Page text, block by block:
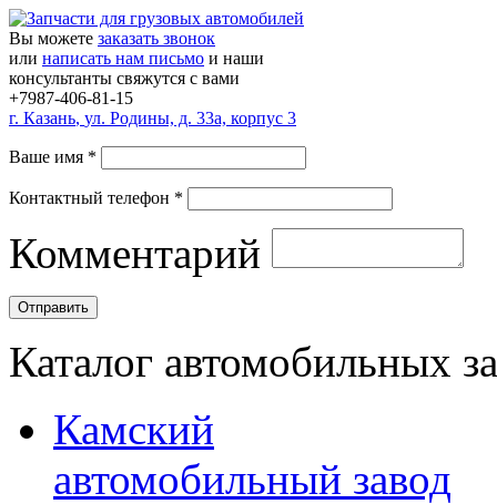
Вы можете заказать звонок
или написать нам письмо и наши
консультанты свяжутся с вами
+7987-406-81-15
г. Казань, ул. Родины, д. 33а, корпус 3
Ваше имя *
Контактный телефон *
Комментарий
Каталог автомобильных
Камский
автомобильный завод